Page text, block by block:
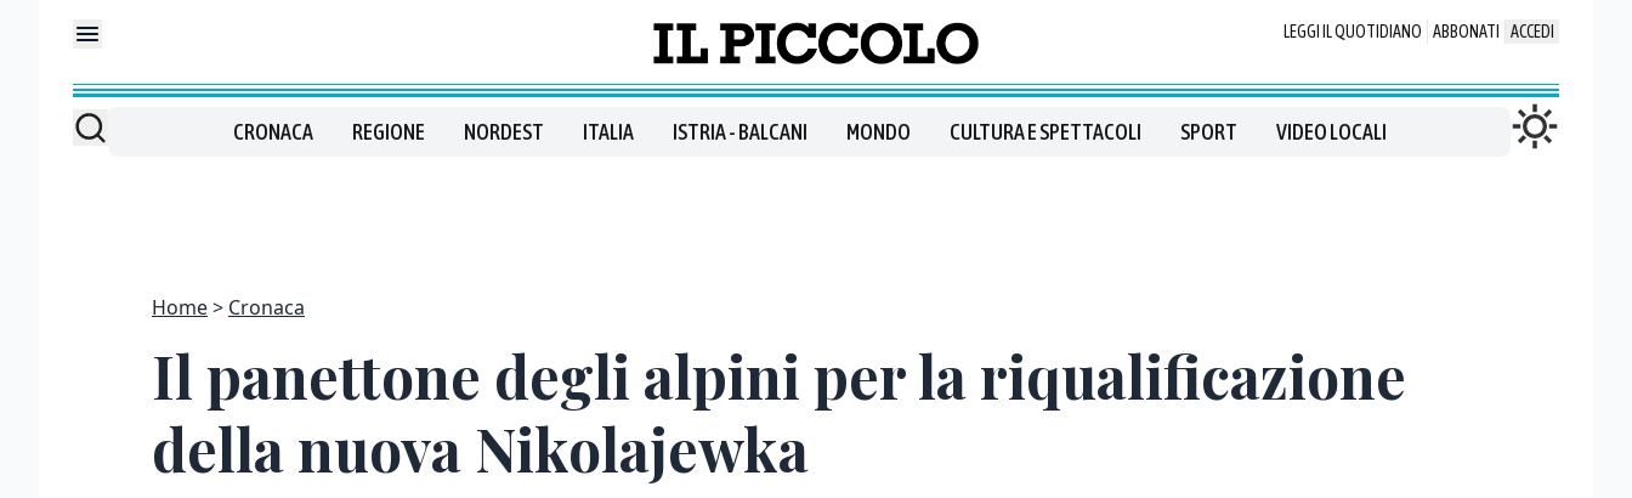
LEGGI IL QUOTIDIANO ABBONATI ACCEDI
CRONACA REGIONE NORDEST ITALIA ISTRIA - BALCANI MONDO CULTURA E SPETTACOLI SPORT VIDEO LOCALI
Home Cronaca
Il panettone degli alpini per la riqualificazione
della nuova Nikolajewka